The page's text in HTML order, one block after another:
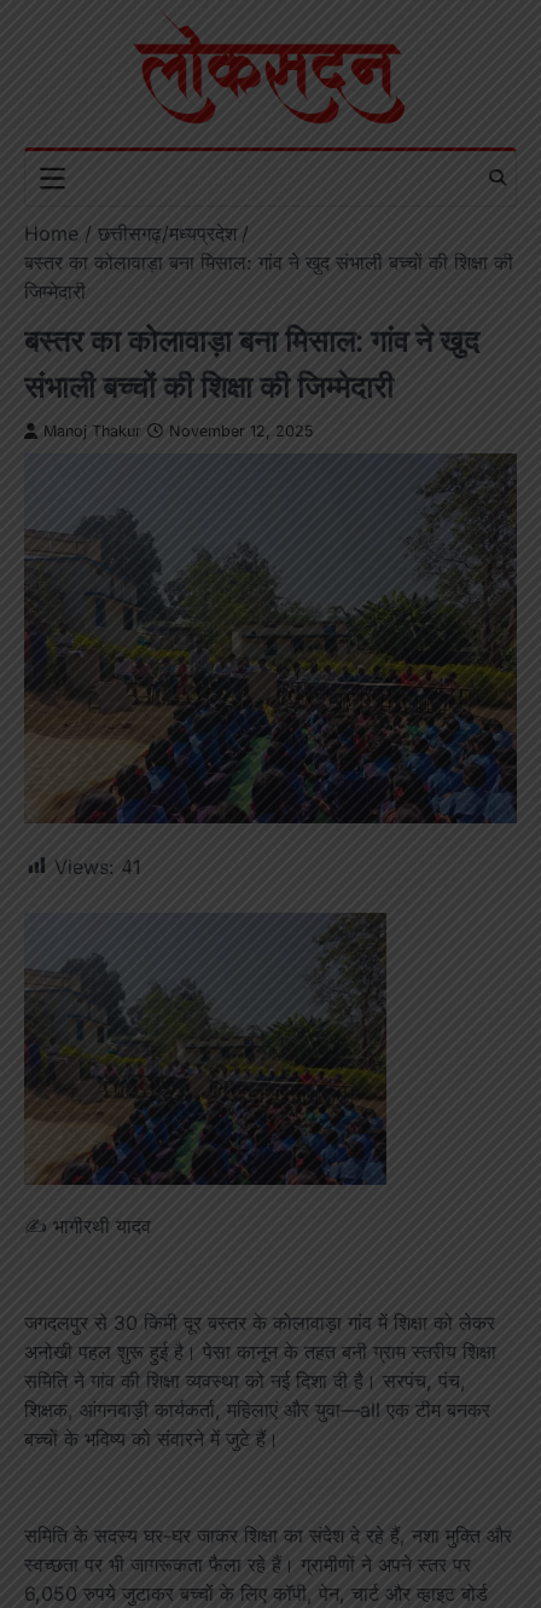
Home
छत्तीसगढ़/मध्यप्रदेश
बस्तर का कोलावाड़ा बना मिसाल: गांव ने खुद संभाली बच्चों की शिक्षा की
जिम्मेदारी
बस्तर का कोलावाड़ा बना मिसाल: गांव ने खुद
संभाली बच्चों की शिक्षा की जिम्मेदारी
Manoj Thakur November 12, 2025
Views: 41
✍️ भागीरथी यादव
जगदलपुर से 30 किमी दूर बस्तर के कोलावाड़ा गांव में शिक्षा को लेकर
अनोखी पहल शुरू हुई है। पेसा कानून के तहत बनी ग्राम स्तरीय शिक्षा
समिति ने गांव की शिक्षा व्यवस्था को नई दिशा दी है। सरपंच, पंच,
शिक्षक, आंगनबाड़ी कार्यकर्ता, महिलाएं और युवा—all एक टीम बनकर
बच्चों के भविष्य को संवारने में जुटे हैं।
समिति के सदस्य घर-घर जाकर शिक्षा का संदेश दे रहे हैं, नशा मुक्ति और
स्वच्छता पर भी जागरूकता फैला रहे हैं। ग्रामीणों ने अपने स्तर पर
6,050 रुपये जुटाकर बच्चों के लिए कॉपी, पेन, चार्ट और व्हाइट बोर्ड